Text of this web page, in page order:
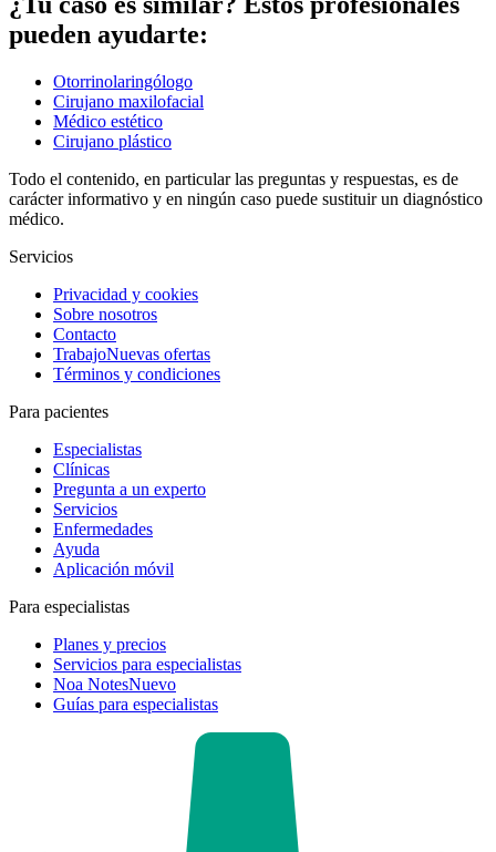
pueden ayudarte:
Otorrinolaringólogo
Cirujano maxilofacial
Médico estético
Cirujano plástico
Todo el contenido, en particular las preguntas y respuestas, es de
carácter informativo y en ningún caso puede sustituir un diagnóstico
médico.
Servicios
Privacidad y cookies
Sobre nosotros
Contacto
TrabajoNuevas ofertas
Términos y condiciones
Para pacientes
Especialistas
Clínicas
Pregunta a un experto
Servicios
Enfermedades
Ayuda
Aplicación móvil
Para especialistas
Planes y precios
Servicios para especialistas
Noa NotesNuevo
Guías para especialistas